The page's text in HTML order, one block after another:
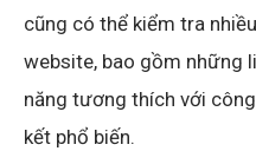
cũng có thể kiểm tra
website, bao gồm những
năng tương thích với
kết phổ biến.